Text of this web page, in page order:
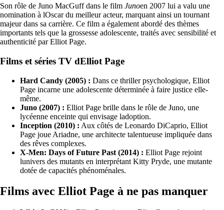
Son rôle de Juno MacGuff dans le film Junoen 2007 lui a valu une
nomination à lOscar du meilleur acteur, marquant ainsi un tournant
majeur dans sa carrière. Ce film a également abordé des thèmes
importants tels que la grossesse adolescente, traités avec sensibilité et
authenticité par Elliot Page.
Films et séries TV dElliot Page
Hard Candy (2005) : Dans ce thriller psychologique, Elliot
Page incarne une adolescente déterminée à faire justice elle-
même.
Juno (2007) : Elliot Page brille dans le rôle de Juno, une
lycéenne enceinte qui envisage ladoption.
Inception (2010) : Aux côtés de Leonardo DiCaprio, Elliot
Page joue Ariadne, une architecte talentueuse impliquée dans
des rêves complexes.
X-Men: Days of Future Past (2014) : Elliot Page rejoint
lunivers des mutants en interprétant Kitty Pryde, une mutante
dotée de capacités phénoménales.
Films avec Elliot Page à ne pas manquer